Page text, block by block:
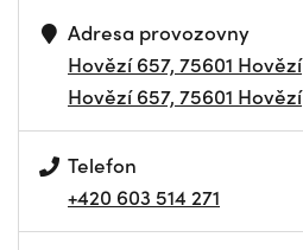
Adresa provozovny
Hovězí 657, 75601 Hovězí
Hovězí 657, 75601 Hovězí
Telefon
+420 603 514 271